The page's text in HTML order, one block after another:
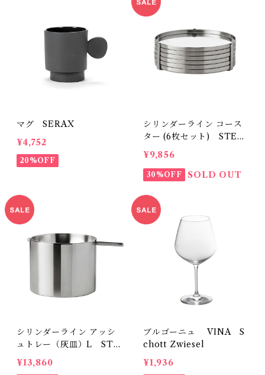
マグ SERAX
¥4,752
20%OFF
シリンダーライン コース
ター (6枚セット) STEL
TON
¥9,856
30%OFF SOLD OUT
シリンダーライン アッシ
ュトレー（灰皿）L STE
LTON
¥13,860
ブルゴーニュ VINA S
chott Zwiesel
¥1,936